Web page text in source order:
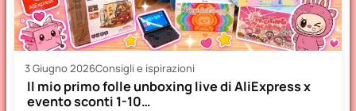
3 Giugno 2026Consigli e ispirazioni
Il mio primo folle unboxing live di AliExpress x
evento sconti 1-10…